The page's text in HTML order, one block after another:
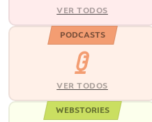
VER TODOS
PODCASTS
VER TODOS
WEBSTORIES